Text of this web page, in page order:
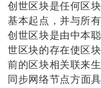
创世区块是任何区
基本起点，并与所
创世区块是由中本
世区块的存在使区
前的区块相关联来
同步网络节点方面